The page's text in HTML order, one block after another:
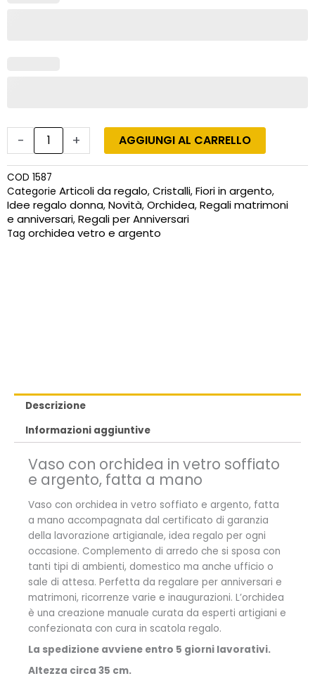
- + AGGIUNGI AL CARRELLO
COD 1587
Categorie Articoli da regalo, Cristalli, Fiori in argento,
Idee regalo donna, Novità, Orchidea, Regali matrimoni
e anniversari, Regali per Anniversari
Tag orchidea vetro e argento
Descrizione
Informazioni aggiuntive
Vaso con orchidea in vetro soffiato
e argento, fatta a mano
Vaso con orchidea in vetro soffiato e argento, fatta
a mano accompagnata dal certificato di garanzia
della lavorazione artigianale, idea regalo per ogni
occasione. Complemento di arredo che si sposa con
tanti tipi di ambienti, domestico ma anche ufficio o
sale di attesa. Perfetta da regalare per anniversari e
matrimoni, ricorrenze varie e inaugurazioni. L’orchidea
è una creazione manuale curata da esperti artigiani e
confezionata con cura in scatola regalo.
La spedizione avviene entro 5 giorni lavorativi.
Altezza circa 35 cm.